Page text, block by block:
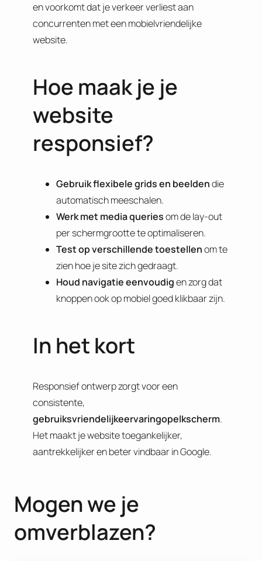
en voorkomt dat je verkeer verliest aan
concurrenten met een mobielvriendelijke
website.
Hoe maak je je
website
responsief?
Gebruik flexibele grids en beeldendie
automatisch meeschalen.
Werk met media queriesom de lay-out
per schermgrootte te optimaliseren.
Test op verschillende toestellenom te
zien hoe je site zich gedraagt.
Houd navigatie eenvoudigen zorg dat
knoppen ook op mobiel goed klikbaar zijn.
In het kort
Responsief ontwerp zorgt voor een
consistente,
gebruiksvriendelijkeervaringopelkscherm.
Het maakt je website toegankelijker,
aantrekkelijker en beter vindbaar in Google.
Mogen we je
omverblazen?